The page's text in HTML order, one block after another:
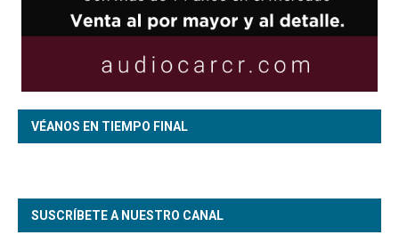
VÉANOS EN TIEMPO FINAL
SUSCRÍBETE A NUESTRO CANAL